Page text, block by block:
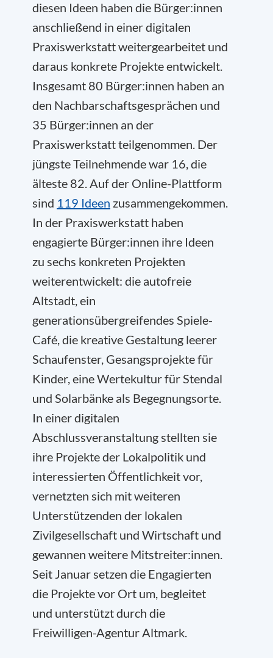
diesen Ideen haben die Bürger:innen
anschließend in einer digitalen
Praxiswerkstatt weitergearbeitet und
daraus konkrete Projekte entwickelt.
Insgesamt 80 Bürger:innen haben an
den Nachbarschaftsgesprächen und
35 Bürger:innen an der
Praxiswerkstatt teilgenommen. Der
jüngste Teilnehmende war 16, die
älteste 82. Auf der Online-Plattform
sind 119 Ideen zusammengekommen.
In der Praxiswerkstatt haben
engagierte Bürger:innen ihre Ideen
zu sechs konkreten Projekten
weiterentwickelt: die autofreie
Altstadt, ein
generationsübergreifendes Spiele-
Café, die kreative Gestaltung leerer
Schaufenster, Gesangsprojekte für
Kinder, eine Wertekultur für Stendal
und Solarbänke als Begegnungsorte.
In einer digitalen
Abschlussveranstaltung stellten sie
ihre Projekte der Lokalpolitik und
interessierten Öffentlichkeit vor,
vernetzten sich mit weiteren
Unterstützenden der lokalen
Zivilgesellschaft und Wirtschaft und
gewannen weitere Mitstreiter:innen.
Seit Januar setzen die Engagierten
die Projekte vor Ort um, begleitet
und unterstützt durch die
Freiwilligen-Agentur Altmark.